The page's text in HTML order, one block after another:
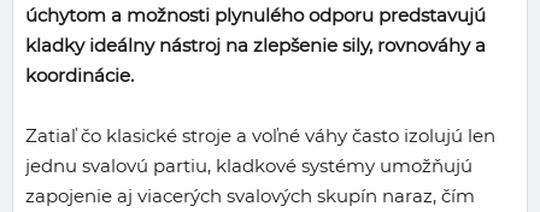
úchytom a možnosti plynulého odporu predstavujú
kladky ideálny nástroj na zlepšenie sily, rovnováhy a
koordinácie.
Zatiaľ čo klasické stroje a voľné váhy často izolujú len
jednu svalovú partiu, kladkové systémy umožňujú
zapojenie aj viacerých svalových skupín naraz, čím